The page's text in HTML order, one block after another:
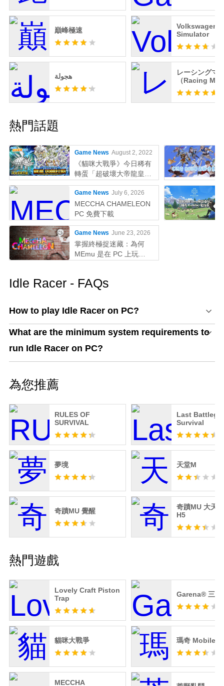
巔峰極速
Volkswagen
Simulator
هجولة
レーシングマ
（Racing
熱門話題
Game News August 2, 2022
《貓咪大戰爭》今日稀有
轉蛋「超破壞大帝龍皇因
佩拉斯」系列新角色登場
Game News July 6, 2026
MECCHA CHAMELEON
PC 免費下載
Game News June 23, 2026
掌握終極捉迷藏：為何
MEmu 是在 PC 上玩
Idle Racer - FAQs
How to play Idle Racer on PC?
What are the minimum system requirements to
run Idle Racer on PC?
為您推薦
RULES OF
SURVIVAL
Last
Survival
夢境 天堂M
奇蹟MU 覺醒
奇蹟MU 大天
H5
熱門遊戲
Lovely Craft Piston
Trap
貓咪大戰爭
MECCHA
Garena® 三角
瑪奇 Mobile